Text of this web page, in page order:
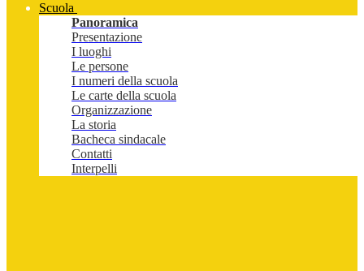
Scuola
Panoramica
Presentazione
I luoghi
Le persone
I numeri della scuola
Le carte della scuola
Organizzazione
La storia
Bacheca sindacale
Contatti
Interpelli